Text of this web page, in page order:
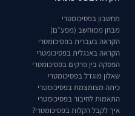
מחשבון בפסיכומטרי
מבחן ממוחשב (מפע״ם)
הקראה בעברית בפסיכומטרי
הקראה באנגלית בפסיכומטרי
הפסקה בין פרקים בפסיכומטרי
שאלון מוגדל בפסיכומטרי
כיתה מצומצמת בפסיכומטרי
התאמות לחיבור בפסיכומטרי
איך לקבל הקלות בפסיכומטרי?